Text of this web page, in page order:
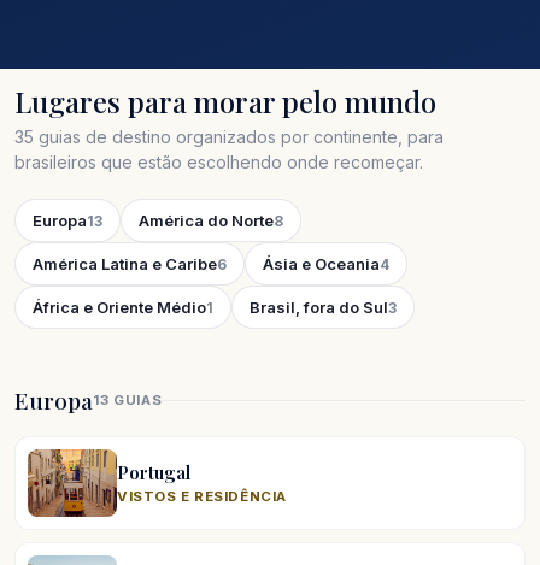
Lugares para morar pelo mundo
35 guias de destino organizados por continente, para
brasileiros que estão escolhendo onde recomeçar.
Europa13 América do Norte8
América Latina e Caribe6 Ásia e Oceania4
África e Oriente Médio1 Brasil, fora do Sul3
Europa13 GUIAS
Portugal
VISTOS E RESIDÊNCIA